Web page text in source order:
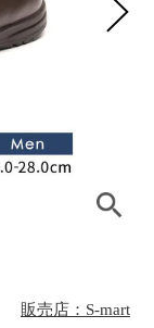
販売店：S-mart